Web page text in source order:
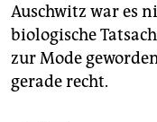
Auschwitz war es
biologische
zur Mode
gerade recht.